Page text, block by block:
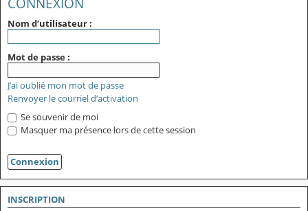
Nom d’utilisateur :
Mot de passe :
J’ai oublié mon mot de passe
Renvoyer le courriel d’activation
Se souvenir de moi
Masquer ma présence lors de cette session
INSCRIPTION